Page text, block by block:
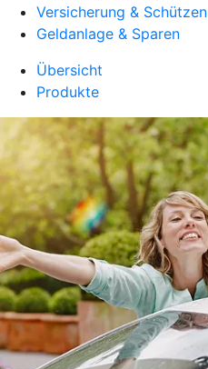
Versicherung & Schützen
Geldanlage & Sparen
Übersicht
Produkte